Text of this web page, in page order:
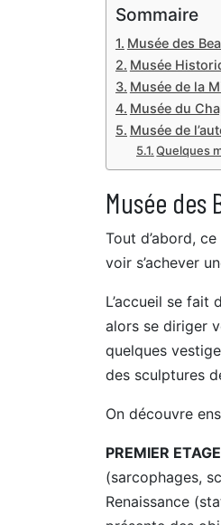
Sommaire
Musée des
Musée
Musée de la
Musée du
Musée de
Quelques
Musée des
Tout d’abord,
voir s’achever
L’accueil se fait
alors se diriger
quelques
des sculptures
On découvre
PREMIER
(sarcophages,
Renaissance